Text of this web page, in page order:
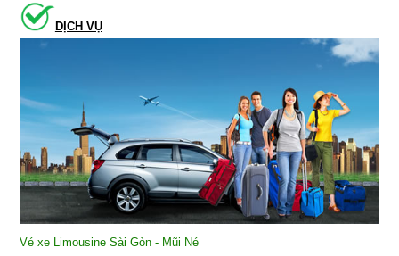
DỊCH VỤ
Vé xe Limousine Sài Gòn - Mũi Né